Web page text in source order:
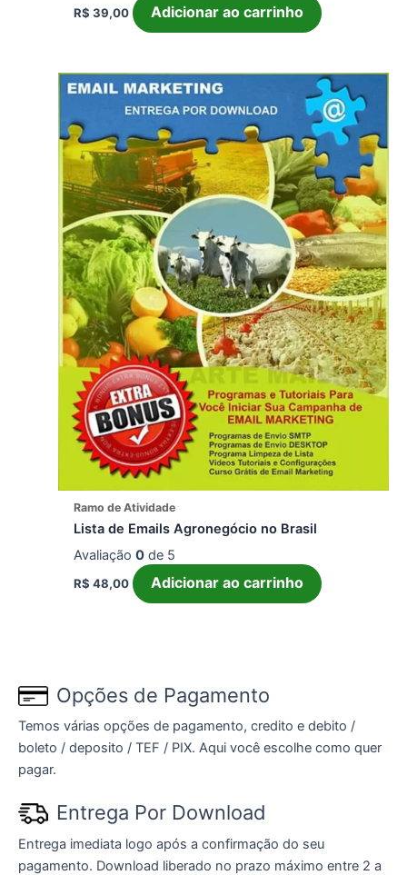
R$ 39,00 Adicionar ao carrinho
Ramo de Atividade
Lista de Emails Agronegócio no Brasil
Avaliação0 de 5
R$ 48,00 Adicionar ao carrinho
Opções de Pagamento
Temos várias opções de pagamento, credito e debito /
boleto / deposito / TEF / PIX. Aqui você escolhe como quer
pagar.
Entrega Por Download
Entrega imediata logo após a confirmação do seu
pagamento. Download liberado no prazo máximo entre 2 a